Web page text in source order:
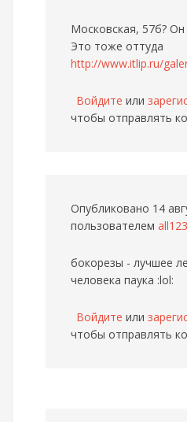
Московская, 57б? Он
Это тоже оттуда
http://www.itlip.ru/
Войдите или
чтобы отправлять
Опубликовано 14
пользователем all123
бокорезы - лучшее
человека паука :lol:
Войдите или
чтобы отправлять